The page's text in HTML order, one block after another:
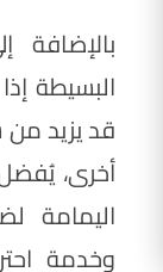
بالإضافة
البسيطة
قد يزيد
أخرى،
اليمامة
وخدمة